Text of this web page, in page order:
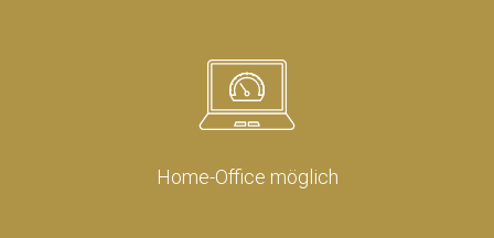
Home-Office möglich